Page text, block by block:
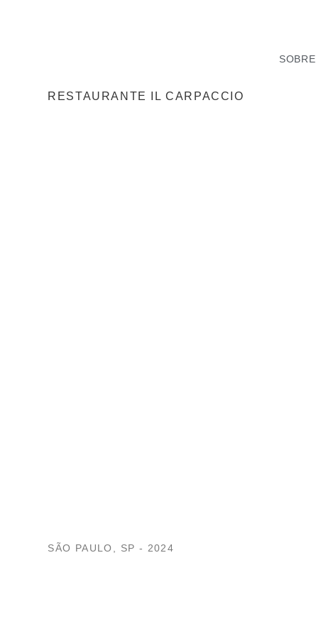
SOBRE
RESTAURANTE IL CARPACCIO
SÃO PAULO, SP - 2024